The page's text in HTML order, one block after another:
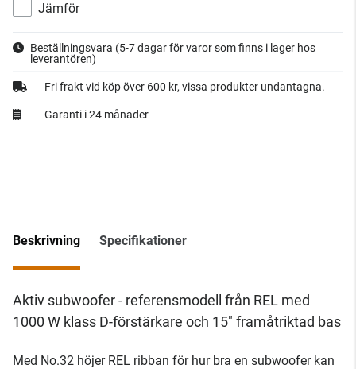
Jämför
Beställningsvara (5-7 dagar för varor som finns i lager hos
leverantören)
Fri frakt vid köp över 600 kr, vissa produkter undantagna.
Garanti i 24 månader
Beskrivning Specifikationer
Aktiv subwoofer - referensmodell från REL med
1000 W klass D-förstärkare och 15" framåtriktad bas
Med No.32 höjer REL ribban för hur bra en subwoofer kan